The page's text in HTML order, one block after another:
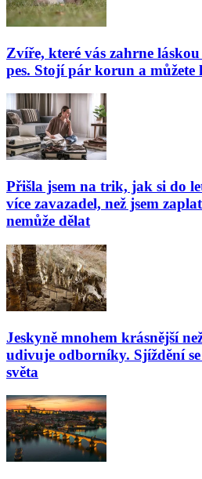
Zvíře, které vás zahrne
pes. Stojí pár korun a
Přišla jsem na trik, jak si do
více zavazadel, než jsem
nemůže dělat
Jeskyně mnohem krásnější
udivuje odborníky. Sjíždění
světa